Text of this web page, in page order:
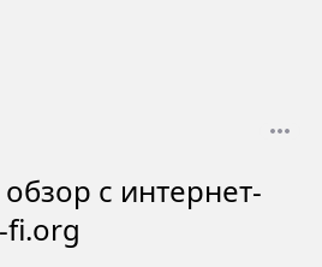
с интернет-
fi.org